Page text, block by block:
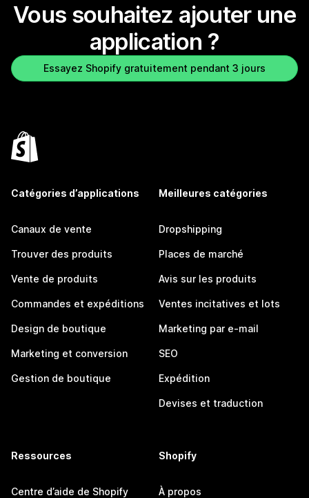
Vous souhaitez ajouter une
application ?
Essayez Shopify gratuitement pendant 3 jours
Catégories d’applications
Canaux de vente
Trouver des produits
Vente de produits
Commandes et expéditions
Design de boutique
Marketing et conversion
Gestion de boutique
Meilleures catégories
Dropshipping
Places de marché
Avis sur les produits
Ventes incitatives et lots
Marketing par e-mail
SEO
Expédition
Devises et traduction
Ressources
Centre d’aide de Shopify
Shopify
À propos